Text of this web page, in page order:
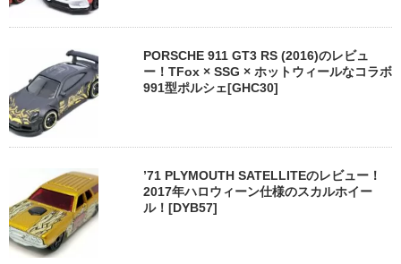
PORSCHE 911 GT3 RS (2016)のレビュ
ー！TFox × SSG × ホットウィールなコラボ
991型ポルシェ[GHC30]
’71 PLYMOUTH SATELLITEのレビュー！
2017年ハロウィーン仕様のスカルホイー
ル！[DYB57]